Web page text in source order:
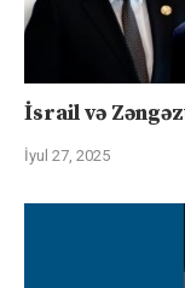
İsrail və
İyul 27, 2025